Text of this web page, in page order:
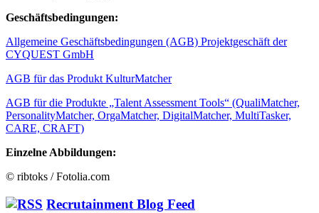
Geschäftsbedingungen:
Allgemeine Geschäftsbedingungen (AGB) Projektgeschäft der
CYQUEST GmbH
AGB für das Produkt KulturMatcher
AGB für die Produkte „Talent Assessment Tools“ (QualiMatcher,
PersonalityMatcher, OrgaMatcher, DigitalMatcher, MultiTasker,
CARE, CRAFT)
Einzelne Abbildungen:
© ribtoks / Fotolia.com
Recrutainment Blog Feed